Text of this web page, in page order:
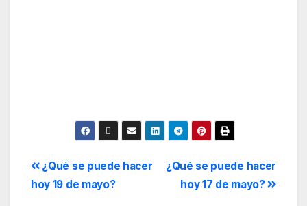
¿Qué se puede hacer
hoy 17 de mayo?
¿Qué se puede hacer
hoy 19 de mayo?